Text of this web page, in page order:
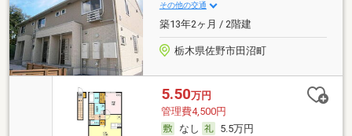
その他の交通
築13年2ヶ月 / 2階建
栃木県佐野市田沼町
5.50万円
管理費4,500円
なし
5.5万円